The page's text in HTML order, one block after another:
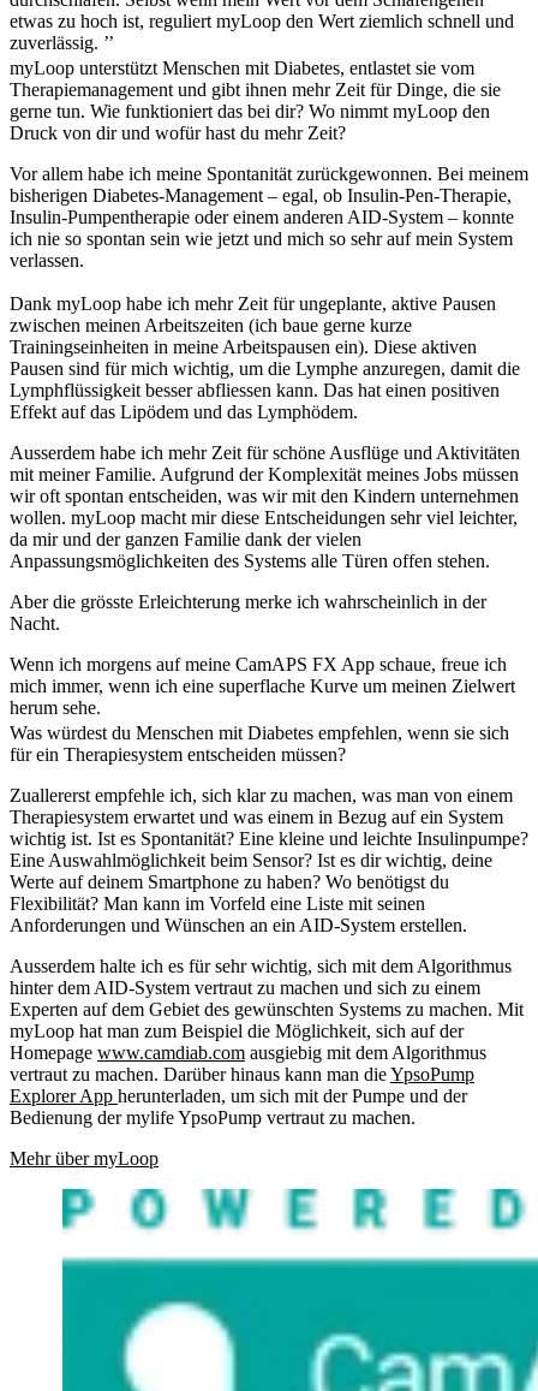
etwas zu hoch ist, reguliert myLoop den Wert ziemlich schnell und
zuverlässig. ’’
myLoop unterstützt Menschen mit Diabetes, entlastet sie vom
Therapiemanagement und gibt ihnen mehr Zeit für Dinge, die sie
gerne tun. Wie funktioniert das bei dir? Wo nimmt myLoop den
Druck von dir und wofür hast du mehr Zeit?
Vor allem habe ich meine Spontanität zurückgewonnen. Bei meinem
bisherigen Diabetes-Management – egal, ob Insulin-Pen-Therapie,
Insulin-Pumpentherapie oder einem anderen AID-System – konnte
ich nie so spontan sein wie jetzt und mich so sehr auf mein System
verlassen.
Dank myLoop habe ich mehr Zeit für ungeplante, aktive Pausen
zwischen meinen Arbeitszeiten (ich baue gerne kurze
Trainingseinheiten in meine Arbeitspausen ein). Diese aktiven
Pausen sind für mich wichtig, um die Lymphe anzuregen, damit die
Lymphflüssigkeit besser abfliessen kann. Das hat einen positiven
Effekt auf das Lipödem und das Lymphödem.
Ausserdem habe ich mehr Zeit für schöne Ausflüge und Aktivitäten
mit meiner Familie. Aufgrund der Komplexität meines Jobs müssen
wir oft spontan entscheiden, was wir mit den Kindern unternehmen
wollen. myLoop macht mir diese Entscheidungen sehr viel leichter,
da mir und der ganzen Familie dank der vielen
Anpassungsmöglichkeiten des Systems alle Türen offen stehen.
Aber die grösste Erleichterung merke ich wahrscheinlich in der
Nacht.
Wenn ich morgens auf meine CamAPS FX App schaue, freue ich
mich immer, wenn ich eine superflache Kurve um meinen Zielwert
herum sehe.
Was würdest du Menschen mit Diabetes empfehlen, wenn sie sich
für ein Therapiesystem entscheiden müssen?
Zuallererst empfehle ich, sich klar zu machen, was man von einem
Therapiesystem erwartet und was einem in Bezug auf ein System
wichtig ist. Ist es Spontanität? Eine kleine und leichte Insulinpumpe?
Eine Auswahlmöglichkeit beim Sensor? Ist es dir wichtig, deine
Werte auf deinem Smartphone zu haben? Wo benötigst du
Flexibilität? Man kann im Vorfeld eine Liste mit seinen
Anforderungen und Wünschen an ein AID-System erstellen.
Ausserdem halte ich es für sehr wichtig, sich mit dem Algorithmus
hinter dem AID-System vertraut zu machen und sich zu einem
Experten auf dem Gebiet des gewünschten Systems zu machen. Mit
myLoop hat man zum Beispiel die Möglichkeit, sich auf der
Homepage www.camdiab.com ausgiebig mit dem Algorithmus
vertraut zu machen. Darüber hinaus kann man dieYpsoPump
Explorer App herunterladen, um sich mit der Pumpe und der
Bedienung der mylife YpsoPump vertraut zu machen.
Mehr über myLoop